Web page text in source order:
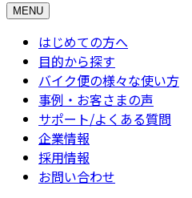
MENU
はじめての方へ
目的から探す
バイク便の様々な使い方
事例・お客さまの声
サポート/よくある質問
企業情報
採用情報
お問い合わせ